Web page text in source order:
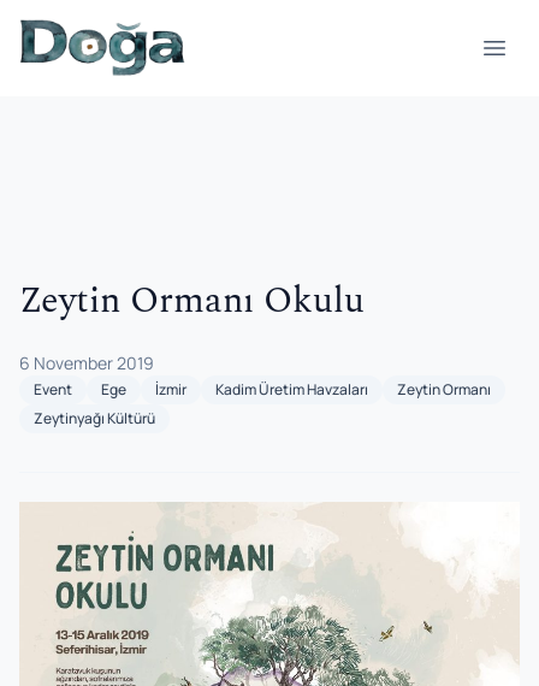
Skip to content
Zeytin Ormanı Okulu
6 November 2019
Event Ege İzmir Kadim Üretim Havzaları
Zeytin Ormanı
Zeytinyağı Kültürü